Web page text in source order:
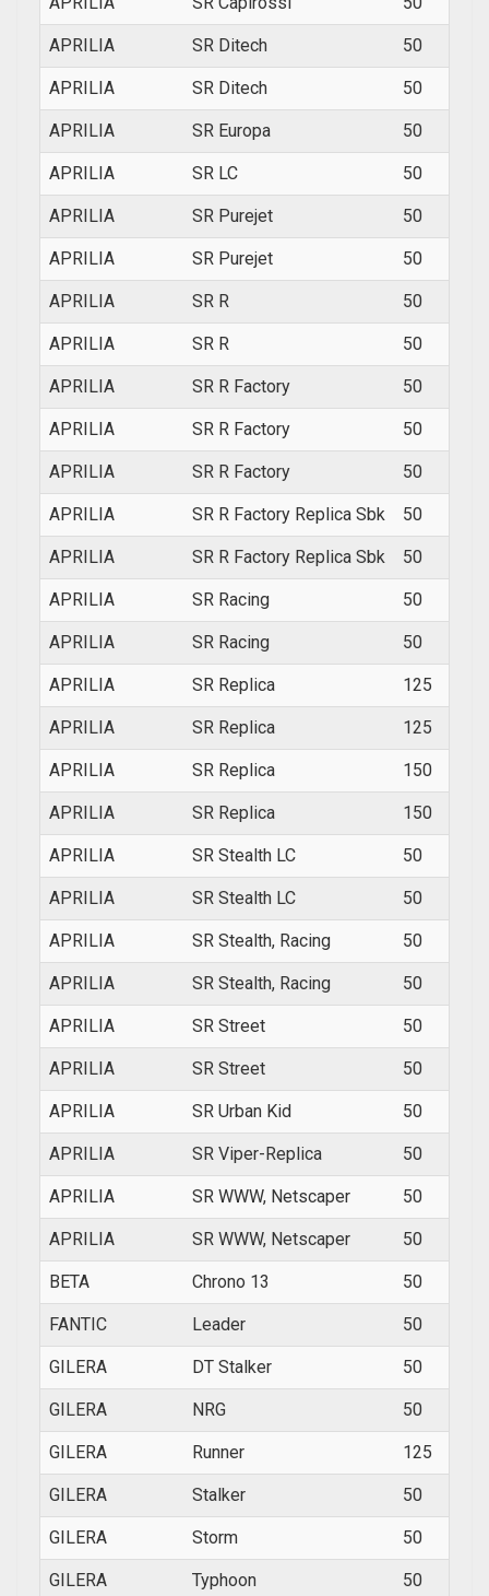
APRILIA SR Ditech 50
APRILIA SR Ditech 50
APRILIA SR Europa 50
APRILIA SR LC 50
APRILIA SR Purejet 50
APRILIA SR Purejet 50
APRILIA SR R 50
APRILIA SR R 50
APRILIA SR R Factory 50
APRILIA SR R Factory 50
APRILIA SR R Factory 50
APRILIA SR R Factory Replica Sbk 50
APRILIA SR R Factory Replica Sbk 50
APRILIA SR Racing 50
APRILIA SR Racing 50
APRILIA SR Replica 125
APRILIA SR Replica 125
APRILIA SR Replica 150
APRILIA SR Replica 150
APRILIA SR Stealth LC 50
APRILIA SR Stealth LC 50
APRILIA SR Stealth, Racing 50
APRILIA SR Stealth, Racing 50
APRILIA SR Street 50
APRILIA SR Street 50
APRILIA SR Urban Kid 50
APRILIA SR Viper-Replica 50
APRILIA SR WWW, Netscaper 50
APRILIA SR WWW, Netscaper 50
BETA Chrono 13 50
FANTIC Leader 50
GILERA DT Stalker 50
GILERA NRG 50
GILERA Runner 125
GILERA Stalker 50
GILERA Storm 50
GILERA Typhoon 50